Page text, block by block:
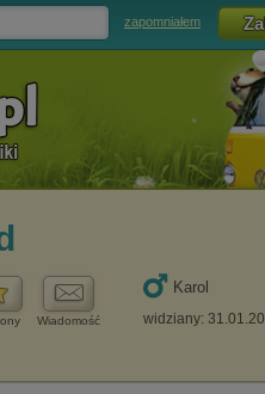
zapomniałem
Wiadomość
Karol
widziany: